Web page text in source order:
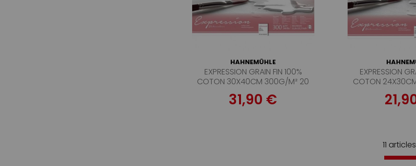
HAHNEMÜHLE
EXPRESSION GRAIN FIN 100%
COTON 30X40CM 300G/M² 20
FEUILLES
31,90 €
EXPRESSION
COTON
11